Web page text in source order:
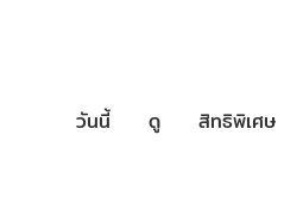
วันนี้ ดู สิทธิพิเศษ